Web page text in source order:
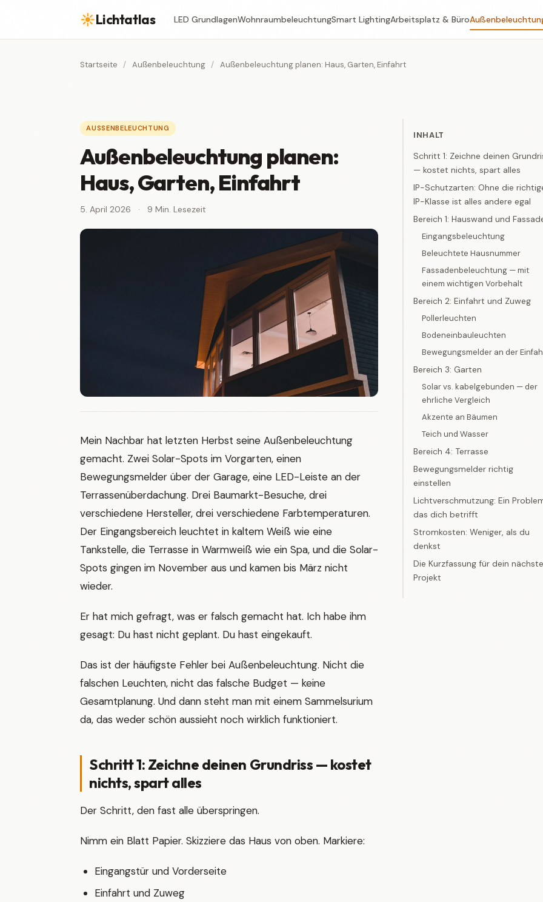
☀Lichtatlas LED GrundlagenWohnraumbeleuchtungSmart LightingArbeitsplatz & Büro
Startseite / Außenbeleuchtung / Außenbeleuchtung planen: Haus, Garten, Einfahrt
AUSSENBELEUCHTUNG
Außenbeleuchtung planen:
Haus, Garten, Einfahrt
5. April 2026 · 9 Min. Lesezeit
Mein Nachbar hat letzten Herbst seine Außenbeleuchtung
gemacht. Zwei Solar-Spots im Vorgarten, einen
Bewegungsmelder über der Garage, eine LED-Leiste an der
Terrassenüberdachung. Drei Baumarkt-Besuche, drei
verschiedene Hersteller, drei verschiedene Farbtemperaturen.
Der Eingangsbereich leuchtet in kaltem Weiß wie eine
Tankstelle, die Terrasse in Warmweiß wie ein Spa, und die Solar-
Spots gingen im November aus und kamen bis März nicht
wieder.
Er hat mich gefragt, was er falsch gemacht hat. Ich habe ihm
gesagt: Du hast nicht geplant. Du hast eingekauft.
Das ist der häufigste Fehler bei Außenbeleuchtung. Nicht die
falschen Leuchten, nicht das falsche Budget — keine
Gesamtplanung. Und dann steht man mit einem Sammelsurium
da, das weder schön aussieht noch wirklich funktioniert.
Schritt 1: Zeichne deinen Grundriss — kostet
nichts, spart alles
Der Schritt, den fast alle überspringen.
Nimm ein Blatt Papier. Skizziere das Haus von oben. Markiere:
Eingangstür und Vorderseite
Einfahrt und Zuweg
INHALT
Schritt 1: Zeichne deinen
— kostet nichts, spart alles
IP-Schutzarten: Ohne die
IP-Klasse ist alles andere egal
Bereich 1: Hauswand und
Eingangsbeleuchtung
Beleuchtete Hausnummer
Fassadenbeleuchtung — mit
einem wichtigen Vorbehalt
Bereich 2: Einfahrt und Zuweg
Pollerleuchten
Bodeneinbauleuchten
Bewegungsmelder an der
Bereich 3: Garten
Solar vs. kabelgebunden — der
ehrliche Vergleich
Akzente an Bäumen
Teich und Wasser
Bereich 4: Terrasse
Bewegungsmelder richtig
einstellen
Lichtverschmutzung: Ein
das dich betrifft
Stromkosten: Weniger, als du
denkst
Die Kurzfassung für dein
Projekt